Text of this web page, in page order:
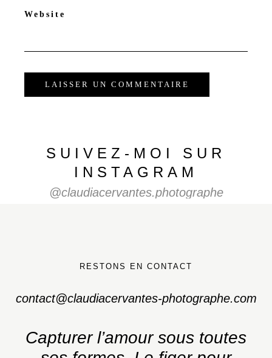
Website
SUIVEZ-MOI SUR
INSTAGRAM
@claudiacervantes.photographe
RESTONS EN CONTACT
contact@claudiacervantes-photographe.com
Capturer l’amour sous toutes